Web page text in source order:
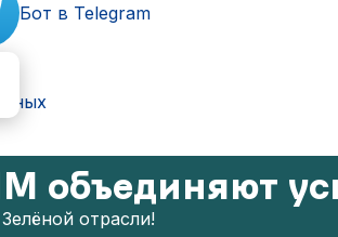
объединяют
отрасли!
Бот в Telegram